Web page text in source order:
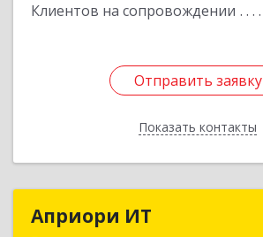
Клиентов на сопровождении
Отправить заявку
Показать контакты
Отправить заявку
Назад
Априори ИТ